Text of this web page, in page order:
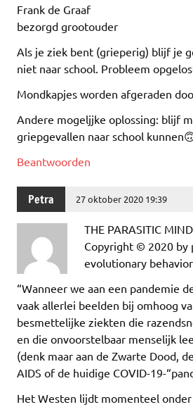
Frank de Graaf
bezorgd grootouder
Als je ziek bent (grieperig) blijf je
niet naar school. Probleem
Mondkapjes worden afgeraden
Andere mogeljjke oplossing: blijf
griepgevallen naar school
Beantwoorden
Petra 27 oktober 2020 19:39
THE PARASITIC MIND
Copyright © 2020 by
evolutionary
“Wanneer we aan een pandemie
vaak allerlei beelden bij omhoog
besmettelijke ziekten die
en die onvoorstelbaar menselijk
(denk maar aan de Zwarte Dood,
AIDS of de huidige COVID-19-
Het Westen lijdt momenteel